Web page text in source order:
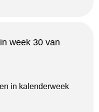
week 30 van
in kalenderweek